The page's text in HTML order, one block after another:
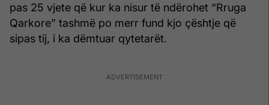
pas 25 vjete që kur ka nisur të ndërohet “Rruga
Qarkore” tashmë po merr fund kjo çështje që
sipas tij, i ka dëmtuar qytetarët.